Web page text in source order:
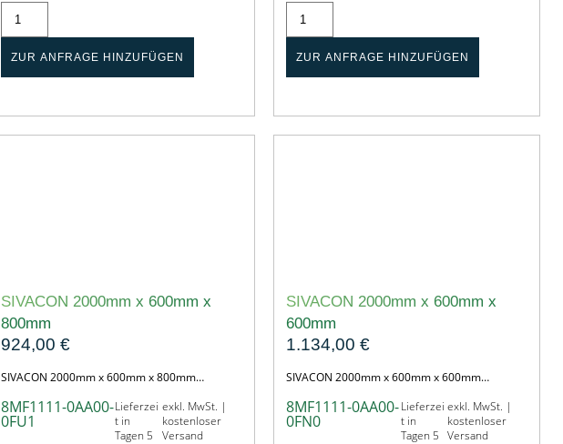
ZUR ANFRAGE HINZUFÜGEN ZUR ANFRAGE HINZUFÜGEN
SIVACON 2000mm x 600mm x
800mm
924,00 €
SIVACON 2000mm x 600mm x 800mm…
8MF1111-0AA00-
0FU1
Lieferzei
t in
Tagen 5
exkl. MwSt. |
kostenloser
Versand
SIVACON 2000mm x 600mm x
600mm
1.134,00€
SIVACON 2000mm x 600mm x 600mm…
8MF1111-0AA00-
0FN0
Lieferzei
t in
Tagen 5
exkl. MwSt. |
kostenloser
Versand